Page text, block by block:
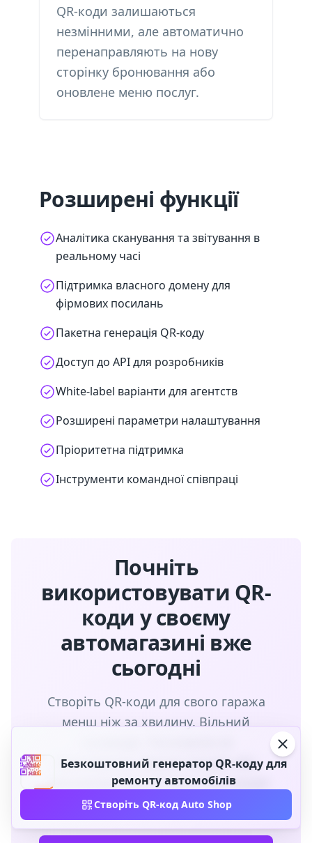
QR-коди залишаються
незмінними, але автоматично
перенаправляють на нову
сторінку бронювання або
оновлене меню послуг.
Розширені функції
Аналітика сканування та звітування в
реальному часі
Підтримка власного домену для
фірмових посилань
Пакетна генерація QR-коду
Доступ до API для розробників
White-label варіанти для агентств
Розширені параметри налаштування
Пріоритетна підтримка
Інструменти командної співпраці
Почніть
використовувати QR-
коди у своєму
автомагазині вже
сьогодні
Створіть QR-коди для свого гаража
менш ніж за хвилину. Вільний
бронювання, відгуки Google або
інформацію про послуги. Реєстрація
не потрібна.
Безкоштовний генератор QR-коду для
ремонту автомобілів
Створіть QR-код Auto Shop